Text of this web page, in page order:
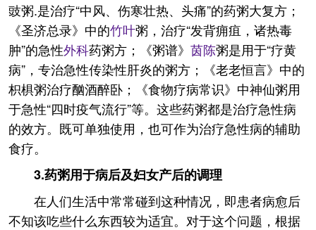
豉粥.是治疗“中风、伤寒壮热、头痛”的药粥大复方；
《圣济总录》中的竹叶粥，治疗“发背痈疽，诸热毒
肿”的急性外科药粥方；《粥谱》 茵陈粥是用于“疗黄
病”，专治急性传染性肝炎的粥方；《老老恒言》中的
枳椇粥治疗酗酒醉卧；《食物疗病常识》中神仙粥用
于急性“四时疫气流行”等。这些药粥都是治疗急性病
的效方。既可单独使用，也可作为治疗急性病的辅助
食疗。
3.药粥用于病后及妇女产后的调理
在人们生活中常常碰到这种情况，即患者病愈后
不知该吃些什么东西较为适宜。对于这个问题，根据